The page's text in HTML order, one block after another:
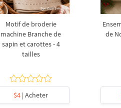
Motif de broderie
machine Branche de
sapin et carottes - 4
tailles
$4 | Acheter
de